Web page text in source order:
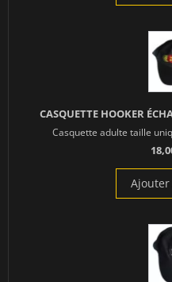
CASQUETTE HOOKER
Casquette adulte taille
Ajouter